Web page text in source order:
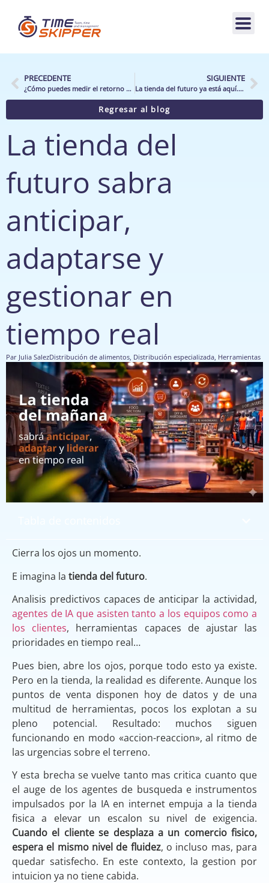
PRECEDENTE
¿Cómo puedes medir el retorno de inversión (ROI) de una herramienta de gestión de actividad para tu punto de venta?
SIGUIENTE
La tienda del futuro ya está aquí. Nos vemos en NRF Europe 2026
Regresar al blog
La tienda del
futuro sabra
anticipar,
adaptarse y
gestionar en
tiempo real
Par Julia SalezDistribución de alimentos, Distribución especializada, Herramientas
Cierra los ojos un momento.
E imagina la tienda del futuro.
Analisis predictivos capaces de anticipar la actividad,
agentes de IA que asisten tanto a los equipos como a
los clientes, herramientas capaces de ajustar las
prioridades en tiempo real…
Pues bien, abre los ojos, porque todo esto ya existe.
Pero en la tienda, la realidad es diferente. Aunque los
puntos de venta disponen hoy de datos y de una
multitud de herramientas, pocos los explotan a su
pleno potencial. Resultado: muchos siguen
funcionando en modo «accion-reaccion», al ritmo de
las urgencias sobre el terreno.
Y esta brecha se vuelve tanto mas critica cuanto que
el auge de los agentes de busqueda e instrumentos
impulsados por la IA en internet empuja a la tienda
fisica a elevar un escalon su nivel de exigencia.
Cuando el cliente se desplaza a un comercio fisico,
espera el mismo nivel de fluidez, o incluso mas, para
quedar satisfecho. En este contexto, la gestion por
intuicion ya no tiene cabida.